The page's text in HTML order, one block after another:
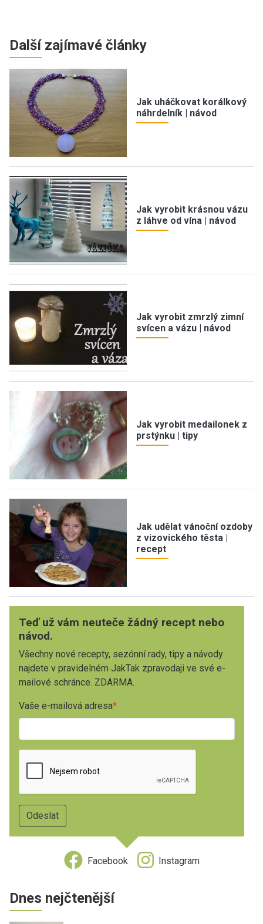
Další zajímavé články
Jak uháčkovat korálkový
náhrdelník | návod
Jak vyrobit krásnou vázu
z láhve od vína | návod
Jak vyrobit zmrzlý zimní
svícen a vázu | návod
Jak vyrobit medailonek z
prstýnku | tipy
Jak udělat vánoční ozdoby
z vizovického těsta |
recept
Teď už vám neuteče žádný recept nebo
návod.
Všechny nové recepty, sezónní rady, tipy a návody
najdete v pravidelném JakTak zpravodaji ve své e-
mailové schránce. ZDARMA.
Vaše e-mailová adresa
Facebook Instagram
Dnes nejčtenější